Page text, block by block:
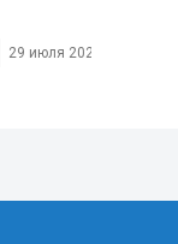
29 июля 2026